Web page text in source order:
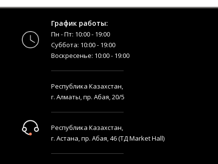
График работы:
Пн - Пт: 10:00 - 19:00
Суббота: 10:00 - 19:00
Воскресенье: 10:00 - 19:00
Республика Казахстан,
г. Алматы, пр. Абая, 20/5
Республика Казахстан,
г. Астана, пр. Абая, 46 (ТД Market Hall)